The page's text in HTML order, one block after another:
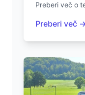
drugih
v URSIKS
Preberi več o
Preberi več